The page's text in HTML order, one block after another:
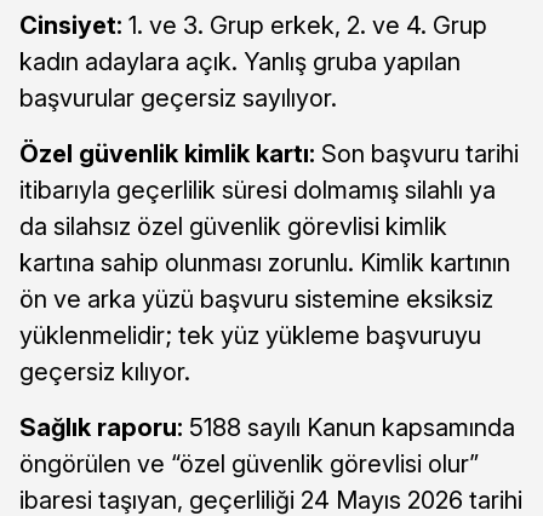
Cinsiyet: 1. ve 3. Grup erkek, 2. ve 4. Grup
kadın adaylara açık. Yanlış gruba yapılan
başvurular geçersiz sayılıyor.
Özel güvenlik kimlik kartı: Son başvuru tarihi
itibarıyla geçerlilik süresi dolmamış silahlı ya
da silahsız özel güvenlik görevlisi kimlik
kartına sahip olunması zorunlu. Kimlik kartının
ön ve arka yüzü başvuru sistemine eksiksiz
yüklenmelidir; tek yüz yükleme başvuruyu
geçersiz kılıyor.
Sağlık raporu: 5188 sayılı Kanun kapsamında
öngörülen ve “özel güvenlik görevlisi olur”
ibaresi taşıyan, geçerliliği 24 Mayıs 2026 tarihi